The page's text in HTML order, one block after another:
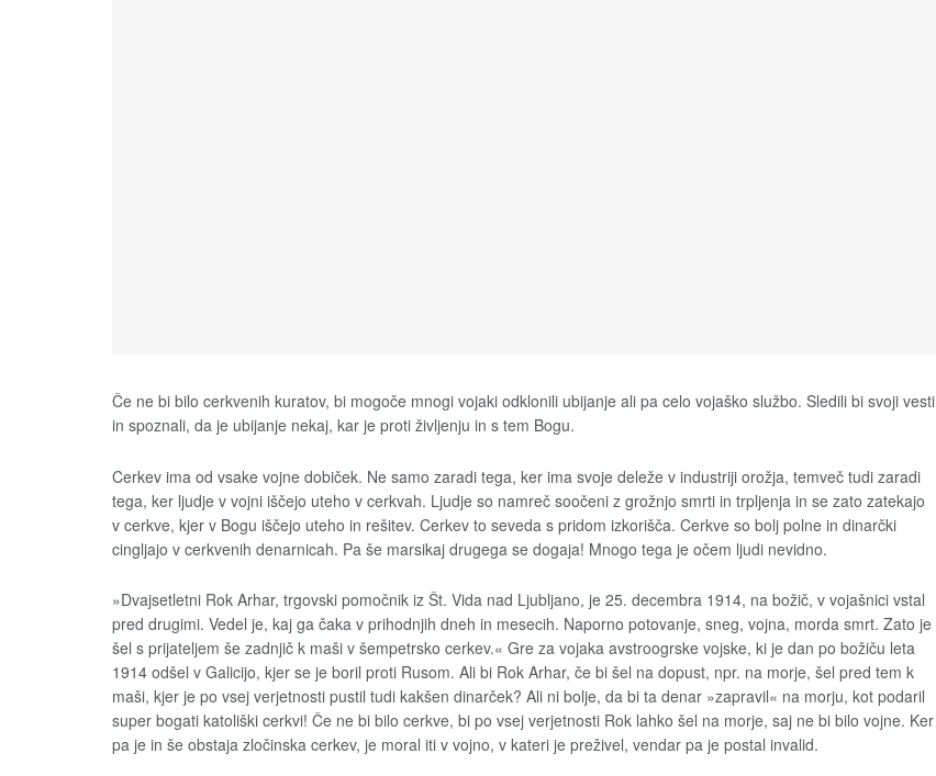
Če ne bi bilo cerkvenih kuratov, bi mogoče mnogi vojaki odklonili ubijanje ali pa celo vojaško službo. Sledili bi svoji vesti
in spoznali, da je ubijanje nekaj, kar je proti življenju in s tem Bogu.
Cerkev ima od vsake vojne dobiček. Ne samo zaradi tega, ker ima svoje deleže v industriji orožja, temveč tudi zaradi
tega, ker ljudje v vojni iščejo uteho v cerkvah. Ljudje so namreč soočeni z grožnjo smrti in trpljenja in se zato zatekajo
v cerkve, kjer v Bogu iščejo uteho in rešitev. Cerkev to seveda s pridom izkorišča. Cerkve so bolj polne in dinarčki
cingljajo v cerkvenih denarnicah. Pa še marsikaj drugega se dogaja! Mnogo tega je očem ljudi nevidno.
»Dvajsetletni Rok Arhar, trgovski pomočnik iz Št. Vida nad Ljubljano, je 25. decembra 1914, na božič, v vojašnici vstal
pred drugimi. Vedel je, kaj ga čaka v prihodnjih dneh in mesecih. Naporno potovanje, sneg, vojna, morda smrt. Zato je
šel s prijateljem še zadnjič k maši v šempetrsko cerkev.« Gre za vojaka avstroogrske vojske, ki je dan po božiču leta
1914 odšel v Galicijo, kjer se je boril proti Rusom. Ali bi Rok Arhar, če bi šel na dopust, npr. na morje, šel pred tem k
maši, kjer je po vsej verjetnosti pustil tudi kakšen dinarček? Ali ni bolje, da bi ta denar »zapravil« na morju, kot podaril
super bogati katoliški cerkvi! Če ne bi bilo cerkve, bi po vsej verjetnosti Rok lahko šel na morje, saj ne bi bilo vojne. Ker
pa je in še obstaja zločinska cerkev, je moral iti v vojno, v kateri je preživel, vendar pa je postal invalid.